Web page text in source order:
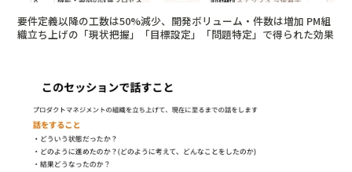
要件定義以降の工数は50%減少、開発ボリューム・件数は増加 PM組
織立ち上げの「現状把握」「目標設定」「問題特定」で得られた効果